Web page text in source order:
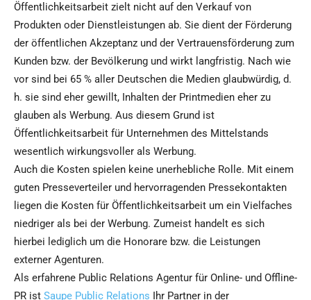
Öffentlichkeitsarbeit zielt nicht auf den Verkauf von
Produkten oder Dienstleistungen ab. Sie dient der Förderung
der öffentlichen Akzeptanz und der Vertrauensförderung zum
Kunden bzw. der Bevölkerung und wirkt langfristig. Nach wie
vor sind bei 65 % aller Deutschen die Medien glaubwürdig, d.
h. sie sind eher gewillt, Inhalten der Printmedien eher zu
glauben als Werbung. Aus diesem Grund ist
Öffentlichkeitsarbeit für Unternehmen des Mittelstands
wesentlich wirkungsvoller als Werbung.
Auch die Kosten spielen keine unerhebliche Rolle. Mit einem
guten Presseverteiler und hervorragenden Pressekontakten
liegen die Kosten für Öffentlichkeitsarbeit um ein Vielfaches
niedriger als bei der Werbung. Zumeist handelt es sich
hierbei lediglich um die Honorare bzw. die Leistungen
externer Agenturen.
Als erfahrene Public Relations Agentur für Online- und Offline-
PR ist Saupe Public Relations Ihr Partner in der